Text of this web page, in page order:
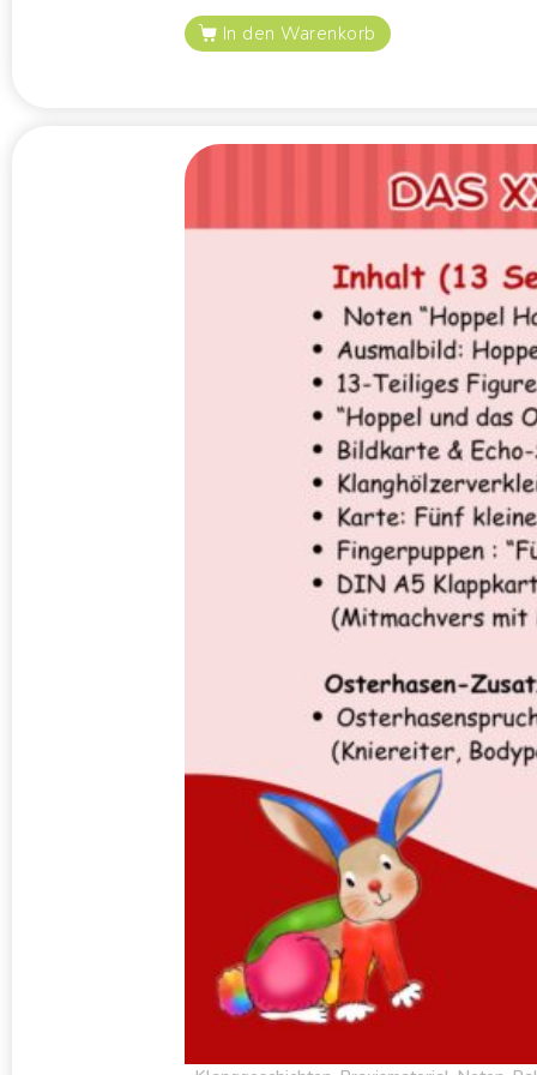
In den Warenkorb